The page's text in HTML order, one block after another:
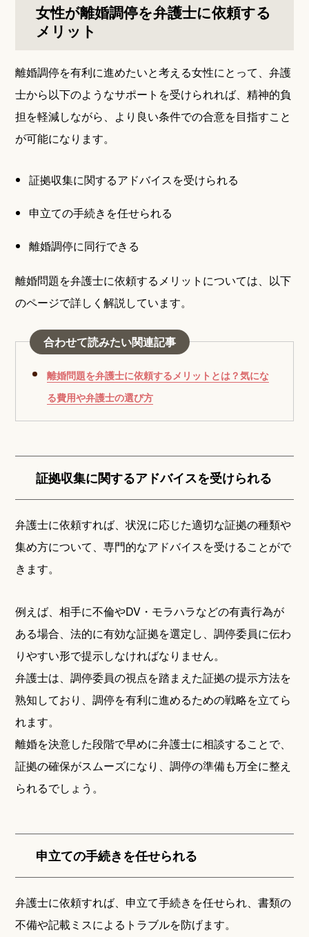
女性が離婚調停を弁護士に依頼する
メリット
離婚調停を有利に進めたいと考える女性にとって、弁護
士から以下のようなサポートを受けられれば、精神的負
担を軽減しながら、より良い条件での合意を目指すこと
が可能になります。
証拠収集に関するアドバイスを受けられる
申立ての手続きを任せられる
離婚調停に同行できる
離婚問題を弁護士に依頼するメリットについては、以下
のページで詳しく解説しています。
合わせて読みたい関連記事
離婚問題を弁護士に依頼するメリットとは？気にな
る費用や弁護士の選び方
証拠収集に関するアドバイスを受けられる
弁護士に依頼すれば、状況に応じた適切な証拠の種類や
集め方について、専門的なアドバイスを受けることがで
きます。
例えば、相手に不倫やDV・モラハラなどの有責行為が
ある場合、法的に有効な証拠を選定し、調停委員に伝わ
りやすい形で提示しなければなりません。
弁護士は、調停委員の視点を踏まえた証拠の提示方法を
熟知しており、調停を有利に進めるための戦略を立てら
れます。
離婚を決意した段階で早めに弁護士に相談することで、
証拠の確保がスムーズになり、調停の準備も万全に整え
られるでしょう。
申立ての手続きを任せられる
弁護士に依頼すれば、申立て手続きを任せられ、書類の
不備や記載ミスによるトラブルを防げます。